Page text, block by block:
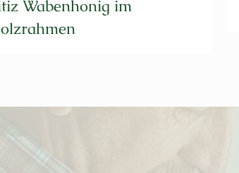
Wabenhonig im